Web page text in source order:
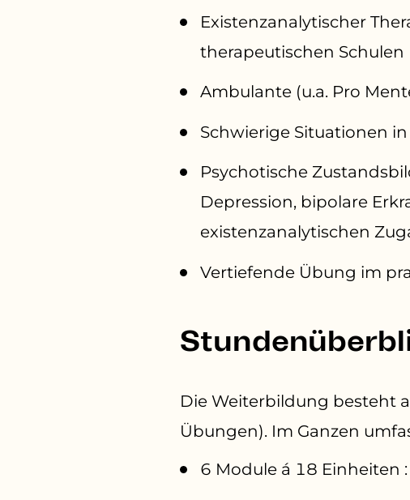
Existenzanalytischer
therapeutischen Schulen
Ambulante (u.a. Pro
Schwierige Situationen in
Psychotische
Depression, bipolare
existenzanalytischen
Vertiefende Übung im
Die Weiterbildung besteht
Übungen). Im Ganzen
6 Module á 18 Einheiten